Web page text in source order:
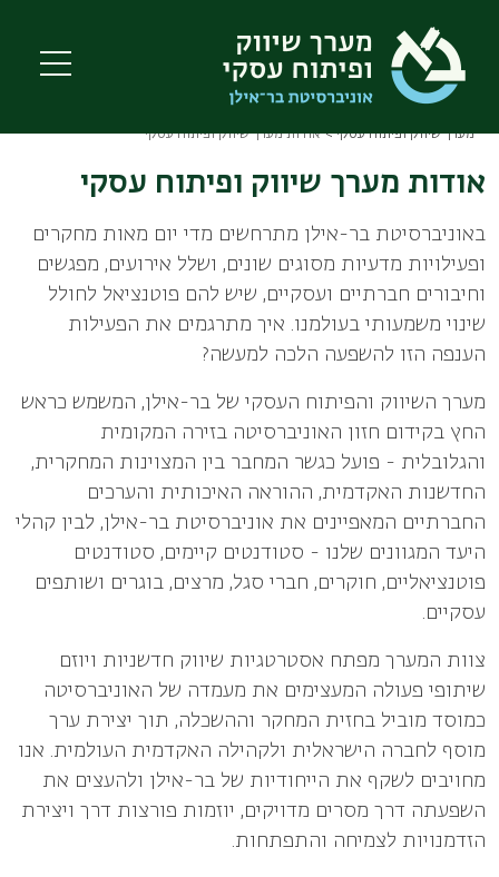
main
content
מערך שיווק ופיתוח עסקי אודות מערך שיווק ופיתוח עסקי
אודות מערך שיווק ופיתוח עסקי
באוניברסיטת בר-אילן מתרחשים מדי יום מאות מחקרים
ופעילויות מדעיות מסוגים שונים, ושלל אירועים, מפגשים
וחיבורים חברתיים ועסקיים, שיש להם פוטנציאל לחולל
שינוי משמעותי בעולמנו. איך מתרגמים את הפעילות
הענפה הזו להשפעה הלכה למעשה?
מערך השיווק והפיתוח העסקי של בר-אילן, המשמש כראש
החץ בקידום חזון האוניברסיטה בזירה המקומית
והגלובלית - פועל כגשר המחבר בין המצוינות המחקרית,
החדשנות האקדמית, ההוראה האיכותית והערכים
החברתיים המאפיינים את אוניברסיטת בר-אילן, לבין קהלי
היעד המגוונים שלנו - סטודנטים קיימים, סטודנטים
פוטנציאליים, חוקרים, חברי סגל, מרצים, בוגרים ושותפים
עסקיים.
צוות המערך מפתח אסטרטגיות שיווק חדשניות ויוזם
שיתופי פעולה המעצימים את מעמדה של האוניברסיטה
כמוסד מוביל בחזית המחקר וההשכלה, תוך יצירת ערך
מוסף לחברה הישראלית ולקהילה האקדמית העולמית. אנו
מחויבים לשקף את הייחודיות של בר-אילן ולהעצים את
השפעתה דרך מסרים מדויקים, יוזמות פורצות דרך ויצירת
הזדמנויות לצמיחה והתפתחות.